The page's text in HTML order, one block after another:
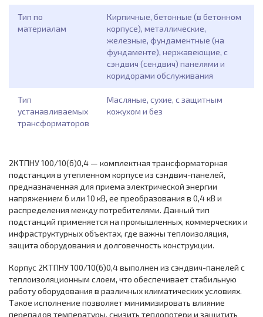
Тип по
материалам
Кирпичные, бетонные (в бетонном
корпусе), металлические,
железные, фундаментные (на
фундаменте), нержавеющие, с
сэндвич (сендвич) панелями и
коридорами обслуживания
Тип
устанавливаемых
трансформаторов
Масляные, сухие, с защитным
кожухом и без
2КТПНУ 100/10(6)0,4 — комплектная трансформаторная
подстанция в утепленном корпусе из сэндвич-панелей,
предназначенная для приема электрической энергии
напряжением 6 или 10 кВ, ее преобразования в 0,4 кВ и
распределения между потребителями. Данный тип
подстанций применяется на промышленных, коммерческих и
инфраструктурных объектах, где важны теплоизоляция,
защита оборудования и долговечность конструкции.
Корпус 2КТПНУ 100/10(6)0,4 выполнен из сэндвич-панелей с
теплоизоляционным слоем, что обеспечивает стабильную
работу оборудования в различных климатических условиях.
Такое исполнение позволяет минимизировать влияние
перепадов температуры, снизить теплопотери и защитить